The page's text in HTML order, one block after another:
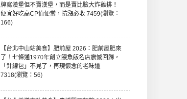
牌寫漢堡但不賣漢堡，而是賣比臉大炸雞排！
便宜好吃高CP值便當，抗漲必收 7459(瀏覽：
166)
【台北中山站美食】肥前屋 2026：肥前屋肥來
了！七條通1970年創立饅魚飯名店震憾回歸，
「針線包」不見了，再現懷念的老味道
7318(瀏覽：56)